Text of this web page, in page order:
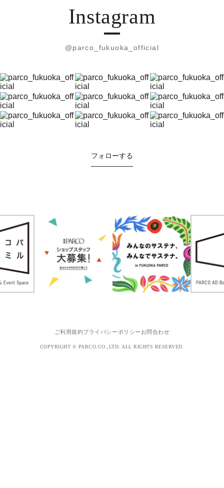
Instagram
@parco_fukuoka_official
フォローする
ご利用規約プライバシーポリシー お問合わせ
COPYRIGHT © PARCO.CO.,LTD. ALL RIGHTS RESERVED.